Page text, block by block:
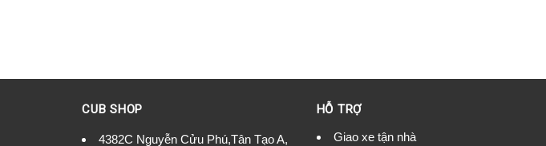
CUB SHOP
4382C Nguyễn Cửu Phú,Tân Tạo A,
HỖ TRỢ
Giao xe tận nhà